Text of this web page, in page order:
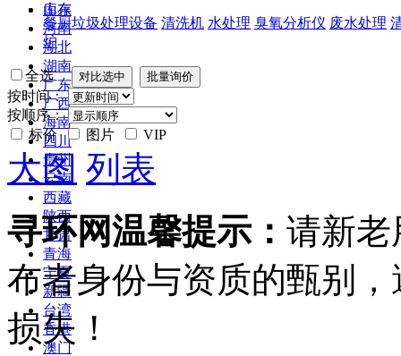
山东
河南
湖北
湖南
广东
广西
海南
四川
贵州
云南
西藏
陕西
甘肃
青海
宁夏
新疆
台湾
香港
澳门
库存
餐厨垃圾处理设备 清洗机 水处理 臭氧分析仪 废水处理
炉
全选
按时间：
按顺序：
标价
图片 VIP
大图 列表
寻环网温馨提示： 请新老
布者身份与资质的甄别
损失！